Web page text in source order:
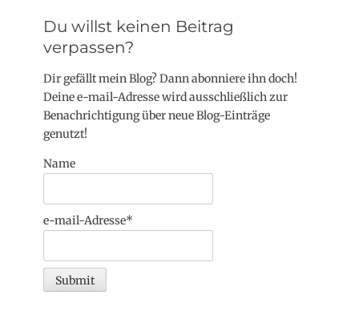
Du willst keinen Beitrag
verpassen?
Dir gefällt mein Blog? Dann abonniere ihn doch!
Deine e-mail-Adresse wird ausschließlich zur
Benachrichtigung über neue Blog-Einträge
genutzt!
Name
e-mail-Adresse*